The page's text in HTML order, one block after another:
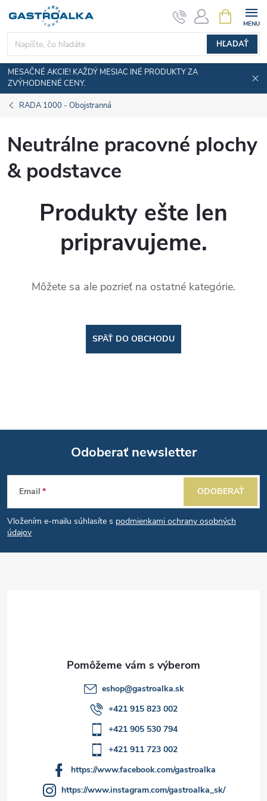
obsah
HĽADAŤ
KOŠÍK
MESAČNÉ AKCIE! KAŽDÝ MESIAC INÉ PRODUKTY ZA
ZVÝHODNENÉ CENY.
RADA 1000 - Obojstranná
Neutrálne pracovné plochy
& podstavce
Produkty ešte len
pripravujeme.
Môžete sa ale pozrieť na ostatné kategórie.
SPÄŤ DO OBCHODU
Z
á
p
Odoberať newsletter
Email
Vložením e-mailu súhlasíte s podmienkami ochrany osobných
údajov
ODOBERAŤ
eshop@gastroalka.sk
+421 915 823 002
+421 905 530 794
+421 911 723 002
https://www.facebook.com/gastroalka
https://www.instagram.com/gastroalka_sk/